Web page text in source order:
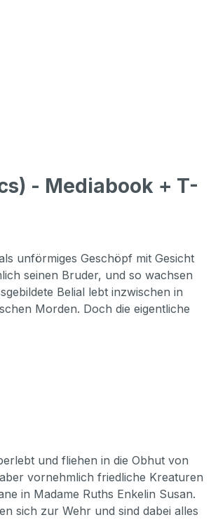
- Mediabook + T-
unförmiges Geschöpf mit Gesicht
seinen Bruder, und so wachsen
Belial lebt inzwischen in
Morden. Doch die eigentliche
und fliehen in die Obhut von
vornehmlich friedliche Kreaturen
in Madame Ruths Enkelin Susan.
sich zur Wehr und sind dabei alles